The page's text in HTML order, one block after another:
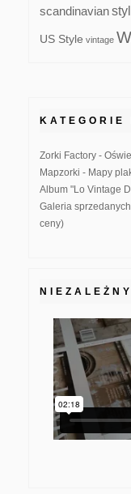
scandinavian
US Style vintage
KATEGORIE
Zorki Factory -
Mapzorki - Mapy
Album "Lo Vintage
Galeria
ceny)